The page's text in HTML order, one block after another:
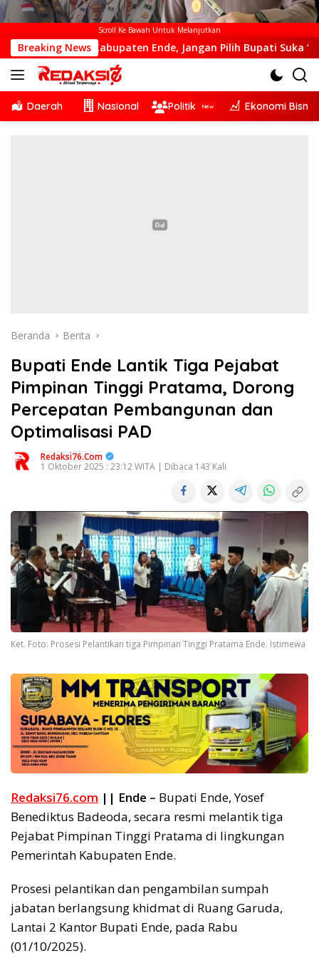
Scroll Ke Bawah Untuk Melanjutkan
Breaking NewsEnde, Jangan Pilih Bupati Suka ‘Wora-Wora’
Daerah Nasional Politik Ekonomi Bisnis
Beranda Berita
Bupati Ende Lantik Tiga Pejabat
Pimpinan Tinggi Pratama, Dorong
Percepatan Pembangunan dan
Optimalisasi PAD
Redaksi76.com
1 Oktober 2025 : 23:12 WITA | Dibaca 143 Kali
Ket. Foto: Prosesi Pelantikan tiga Pimpinan Tinggi Pratama Ende. Istimewa
Redaksi76.com || Ende – Bupati Ende, Yosef
Benediktus Badeoda, secara resmi melantik tiga
Pejabat Pimpinan Tinggi Pratama di lingkungan
Pemerintah Kabupaten Ende.
Prosesi pelantikan dan pengambilan sumpah
jabatan berlangsung khidmat di Ruang Garuda,
Lantai 2 Kantor Bupati Ende, pada Rabu
(01/10/2025).